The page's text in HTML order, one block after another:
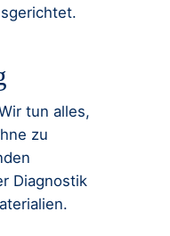
tun alles,
zu
Diagnostik